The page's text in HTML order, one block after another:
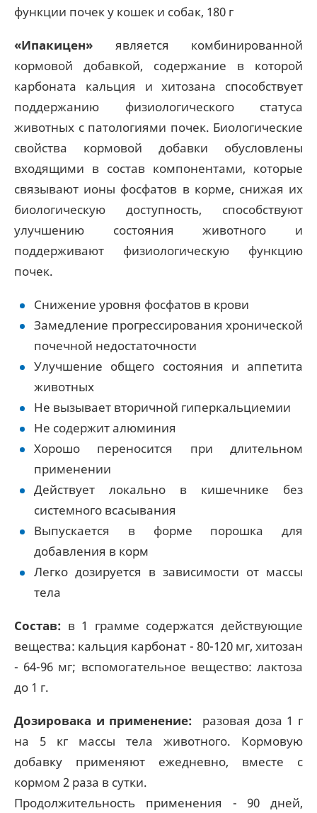
функции почек у кошек и собак, 180 г
«Ипакицен» является комбинированной
кормовой добавкой, содержание в которой
карбоната кальция и хитозана способствует
поддержанию физиологического статуса
животных с патологиями почек. Биологические
свойства кормовой добавки обусловлены
входящими в состав компонентами, которые
связывают ионы фосфатов в корме, снижая их
биологическую доступность, способствуют
улучшению состояния животного и
поддерживают физиологическую функцию
почек.
Снижение уровня фосфатов в крови
Замедление прогрессирования хронической
почечной недостаточности
Улучшение общего состояния и аппетита
животных
Не вызывает вторичной гиперкальциемии
Не содержит алюминия
Хорошо переносится при длительном
применении
Действует локально в кишечнике без
системного всасывания
Выпускается в форме порошка для
добавления в корм
Легко дозируется в зависимости от массы
тела
Состав: в 1 грамме содержатся действующие
вещества: кальция карбонат - 80-120 мг, хитозан
- 64-96 мг; вспомогательное вещество: лактоза
до 1 г.
Дозировака и применение: разовая доза 1 г
на 5 кг массы тела животного. Кормовую
добавку применяют ежедневно, вместе с
кормом 2 раза в сутки.
Продолжительность применения - 90 дней,